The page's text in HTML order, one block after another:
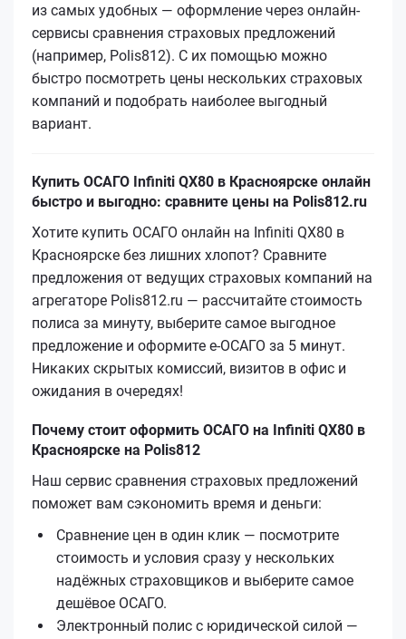
из самых удобных — оформление через онлайн-
сервисы сравнения страховых предложений
(например, Polis812). С их помощью можно
быстро посмотреть цены нескольких страховых
компаний и подобрать наиболее выгодный
вариант.
Купить ОСАГО Infiniti QX80 в Красноярске онлайн
быстро и выгодно: сравните цены на Polis812.ru
Хотите купить ОСАГО онлайн на Infiniti QX80 в
Красноярске без лишних хлопот? Сравните
предложения от ведущих страховых компаний на
агрегаторе Polis812.ru — рассчитайте стоимость
полиса за минуту, выберите самое выгодное
предложение и оформите е‑ОСАГО за 5 минут.
Никаких скрытых комиссий, визитов в офис и
ожидания в очередях!
Почему стоит оформить ОСАГО на Infiniti QX80 в
Красноярске на Polis812
Наш сервис сравнения страховых предложений
поможет вам сэкономить время и деньги:
Сравнение цен в один клик — посмотрите
стоимость и условия сразу у нескольких
надёжных страховщиков и выберите самое
дешёвое ОСАГО.
Электронный полис с юридической силой —